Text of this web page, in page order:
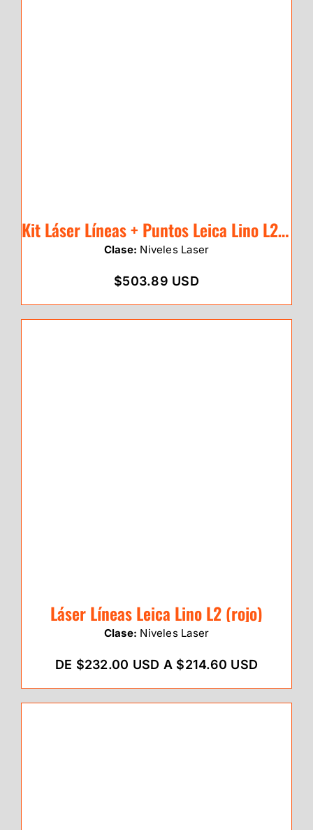
Kit Láser Líneas + Puntos Leica Lino L2P5 (rojo)
Clase: Niveles Laser
$503.89 USD
Láser Líneas Leica Lino L2 (rojo)
Clase: Niveles Laser
DE $232.00 USD A $214.60 USD